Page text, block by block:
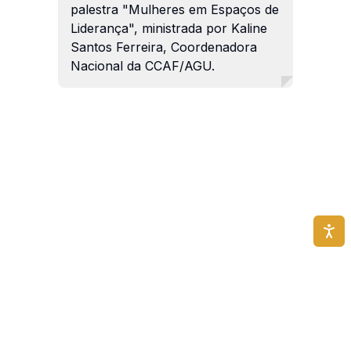
palestra "Mulheres em Espaços de
Liderança", ministrada por Kaline
Santos Ferreira, Coordenadora
Nacional da CCAF/AGU.